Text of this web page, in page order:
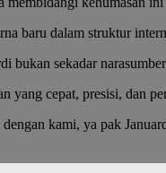
baru dalam struktur
bukan sekadar
yang cepat, presisi, dan
kami, ya pak